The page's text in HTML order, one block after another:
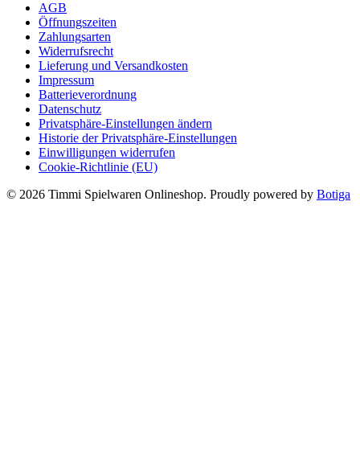
AGB
Öffnungszeiten
Zahlungsarten
Widerrufsrecht
Lieferung und Versandkosten
Impressum
Batterieverordnung
Datenschutz
Privatsphäre-Einstellungen ändern
Historie der Privatsphäre-Einstellungen
Einwilligungen widerrufen
Cookie-Richtlinie (EU)
© 2026 Timmi Spielwaren Onlineshop. Proudly powered by Botiga